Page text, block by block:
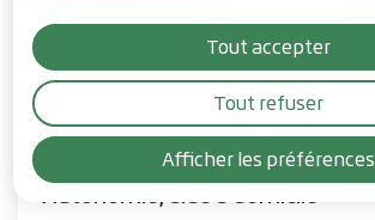
Afficher les préférences
Tout accepter
Tout refuser
Autonomie, aide a domicile